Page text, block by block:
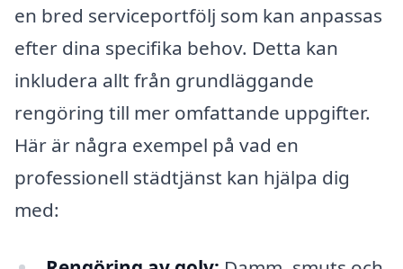
en bred serviceportfölj som kan anpassas
efter dina specifika behov. Detta kan
inkludera allt från grundläggande
rengöring till mer omfattande uppgifter.
Här är några exempel på vad en
professionell städtjänst kan hjälpa dig
med: